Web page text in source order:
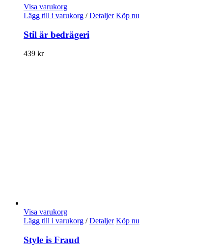
Visa varukorg
Lägg till i varukorg / Detaljer Köp nu
Stil är bedrägeri
439 kr
Visa varukorg
Lägg till i varukorg / Detaljer Köp nu
Style is Fraud